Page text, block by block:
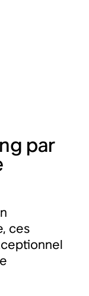
par
ces